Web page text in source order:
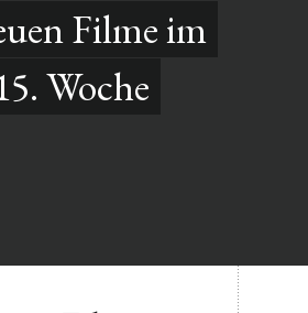
Filme im
Woche